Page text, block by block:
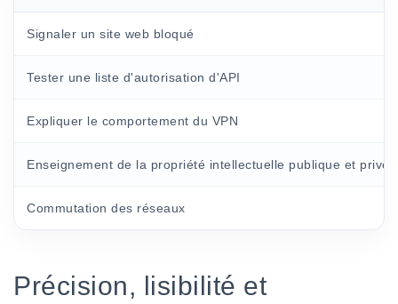
Signaler un site web bloqué
Tester une liste d'autorisation d'API
Expliquer le comportement du VPN
Enseignement de la propriété intellectuelle publique et privée
Commutation des réseaux
Précision, lisibilité et